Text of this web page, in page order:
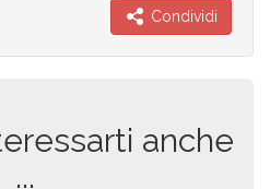
Condividi
anche
...